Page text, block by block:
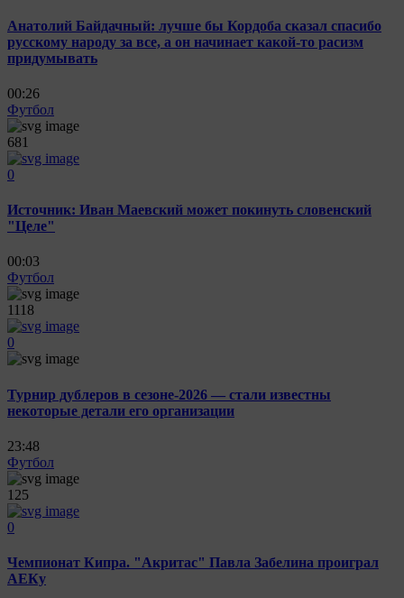
Анатолий Байдачный: лучше бы Кордоба сказал спасибо
русскому народу за все, а он начинает какой-то расизм
придумывать
00:26
Футбол
681
0
Источник: Иван Маевский может покинуть словенский
"Целе"
00:03
Футбол
1118
0
Турнир дублеров в сезоне-2026 — стали известны
некоторые детали его организации
23:48
Футбол
125
0
Чемпионат Кипра. "Акритас" Павла Забелина проиграл
АЕКу